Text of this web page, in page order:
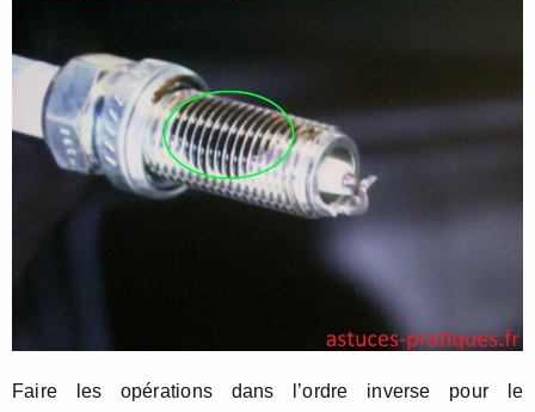
Faire les opérations dans l’ordre inverse pour le